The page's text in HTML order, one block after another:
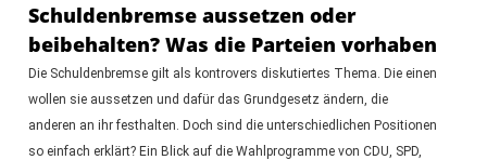
Schuldenbremse aussetzen oder
beibehalten? Was die Parteien vorhaben
Die Schuldenbremse gilt als kontrovers diskutiertes Thema. Die einen
wollen sie aussetzen und dafür das Grundgesetz ändern, die
anderen an ihr festhalten. Doch sind die unterschiedlichen Positionen
so einfach erklärt? Ein Blick auf die Wahlprogramme von CDU, SPD,